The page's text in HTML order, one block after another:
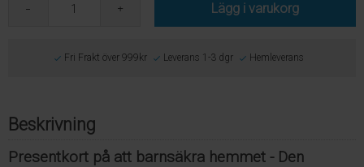
Lägg i varukorg
Fri Frakt över 999kr Leverans 1-3 dgr Hemleverans
Beskrivning
Presentkort på att barnsäkra hemmet - Den